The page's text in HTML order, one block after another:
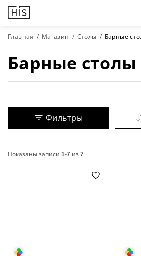
Главная Магазин Столы Барные
Барные столы
Фильтры
Показаны записи 1-7 из7.